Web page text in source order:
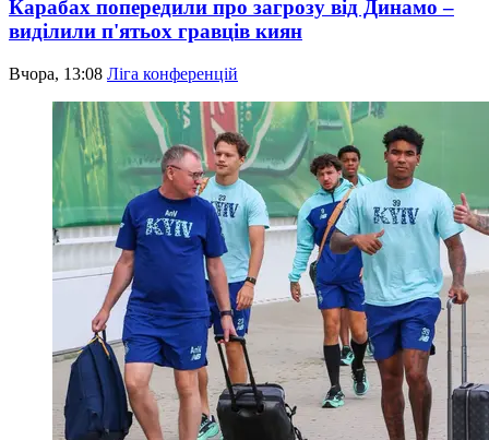
Карабах попередили про загрозу від Динамо –
виділили п'ятьох гравців киян
Вчора, 13:08 Ліга конференцій